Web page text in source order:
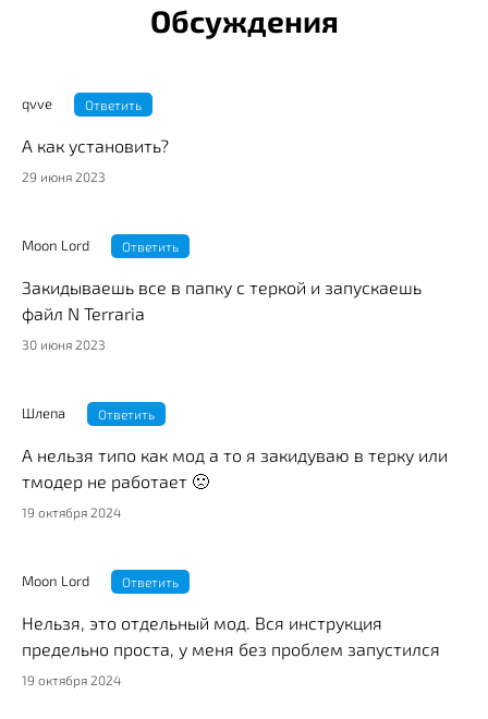
Обсуждения
qvve Ответить
А как установить?
29 июня 2023
Moon Lord Ответить
Закидываешь все в папку с теркой и запускаешь
файл N Terraria
30 июня 2023
Шлепа Ответить
А нельзя типо как мод а то я закидуваю в терку или
тмодер не работает 🙁
19 октября 2024
Moon Lord Ответить
Нельзя, это отдельный мод. Вся инструкция
предельно проста, у меня без проблем запустился
19 октября 2024